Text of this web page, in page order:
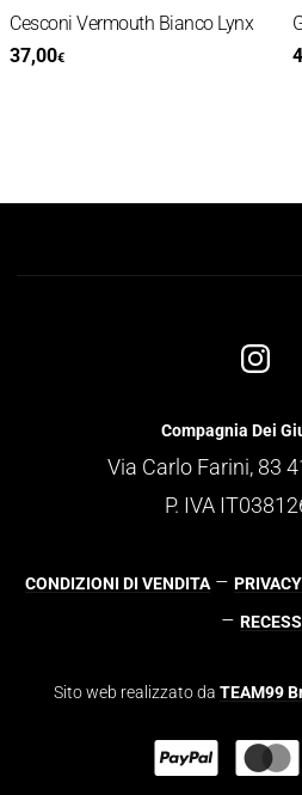
Vermouth Bianco Lynx
€
Compagnia Dei
Via Carlo Farini, 83
P. IVA
CONDIZIONI DI VENDITA –
–
Sito web realizzato da TEAM99